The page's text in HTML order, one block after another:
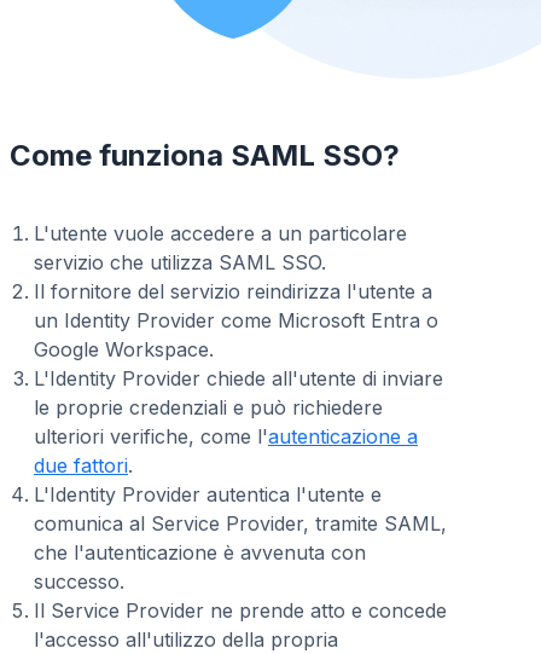
Come funziona SAML SSO?
L'utente vuole accedere a un particolare
servizio che utilizza SAML SSO.
Il fornitore del servizio reindirizza l'utente a
un Identity Provider come Microsoft Entra o
Google Workspace.
L'Identity Provider chiede all'utente di inviare
le proprie credenziali e può richiedere
ulteriori verifiche, come l'autenticazione a
due fattori.
L'Identity Provider autentica l'utente e
comunica al Service Provider, tramite SAML,
che l'autenticazione è avvenuta con
successo.
Il Service Provider ne prende atto e concede
l'accesso all'utilizzo della propria